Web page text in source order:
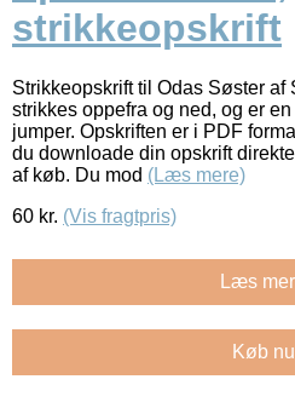
strikkeopskrift
Strikkeopskrift til Odas Søster
strikkes oppefra og ned, og er
jumper. Opskriften er i PDF
du downloade din opskrift
af køb. Du mod (Læs mere)
60 kr. (Vis fragtpris)
Læs
Køb